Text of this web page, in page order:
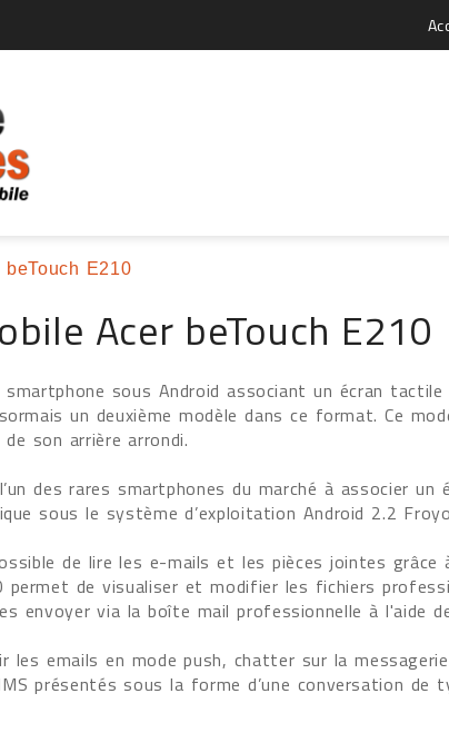
beTouch E210
Acer beTouch E210
smartphone sous Android associant un écran
un deuxième modèle dans ce format. Ce
son arrière arrondi.
des rares smartphones du marché à associer un
sous le système d’exploitation Android 2.2
de lire les e-mails et les pièces jointes grâce
permet de visualiser et modifier les fichiers
envoyer via la boîte mail professionnelle à l'aide
les emails en mode push, chatter sur la
présentés sous la forme d’une conversation de